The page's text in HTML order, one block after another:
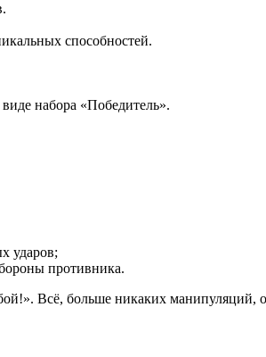
способностей.
набора «Победитель».
ударов;
противника.
Всё, больше никаких манипуляций,